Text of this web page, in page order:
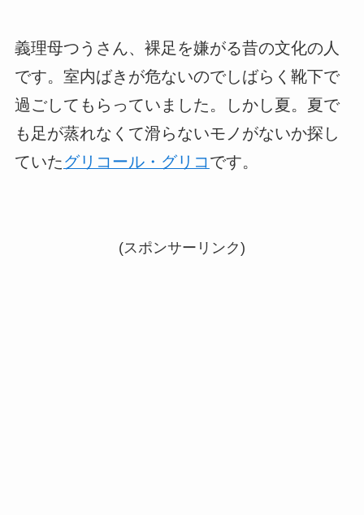
義理母つうさん、裸足を嫌がる昔の文化の人
です。室内ばきが危ないのでしばらく靴下で
過ごしてもらっていました。しかし夏。夏で
も足が蒸れなくて滑らないモノがないか探し
ていたグリコール・グリコです。
(スポンサーリンク)